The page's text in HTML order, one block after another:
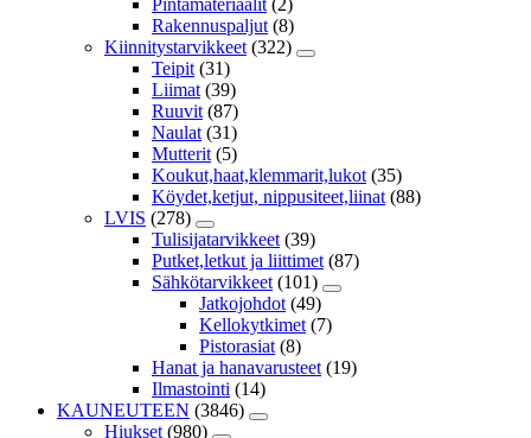
Pintamateriaalit (2)
Rakennuspaljut (8)
Kiinnitystarvikkeet (322)
Teipit (31)
Liimat (39)
Ruuvit (87)
Naulat (31)
Mutterit (5)
Koukut,haat,klemmarit,lukot (35)
Köydet,ketjut, nippusiteet,liinat (88)
LVIS (278)
Tulisijatarvikkeet (39)
Putket,letkut ja liittimet (87)
Sähkötarvikkeet (101)
Jatkojohdot (49)
Kellokytkimet (7)
Pistorasiat (8)
Hanat ja hanavarusteet (19)
Ilmastointi (14)
KAUNEUTEEN (3846)
Hiukset (980)